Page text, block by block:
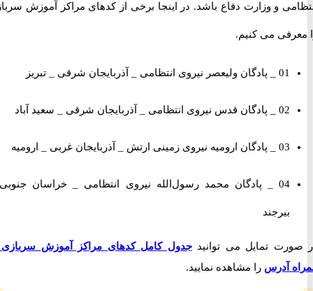
و وزارت دفاع باشد. در اینجا برخی از کدهای مراکز آموزش سربازی
می کنیم.
01 _ پادگان ولیعصر نیروی انتظامی _ آذربایجان شرقی _ تبریز
02 _ پادگان قدس نیروی انتظامی _ آذربایجان شرقی _ سعید آباد
03 _ پادگان ارومیه نیروی زمینی ارتش _ آذربایجان غربی _ ارومیه
04 _ پادگان محمد رسول‌الله نیروی انتظامی _ خراسان جنوبی _
بیرجند
تمایل می توانید جدول کامل کدهای مراکز آموزش سربازی به
آدرسرا مشاهده نمایید.